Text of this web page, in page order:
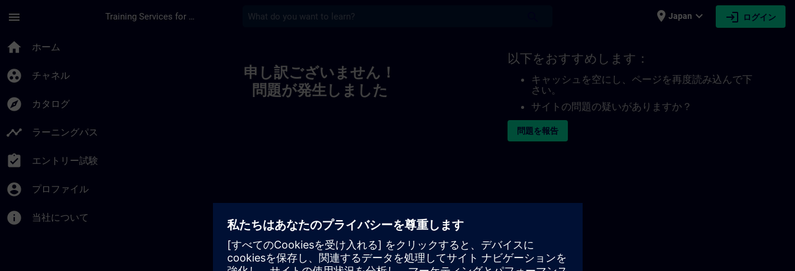
menu Training Services for Digital Industries place Japan expand_more login ログイン
home ホーム
group_work チャネル
explore カタログ
timeline ラーニングパス
assignment_turned_in エントリー試験
account_circle プロファイル
info 当社について
申し訳ございません！
問題が発生しました
以下をおすすめします：
キャッシュを空にし、ページを再度読み込んで下
さい。
サイトの問題の疑いがありますか？
問題を報告